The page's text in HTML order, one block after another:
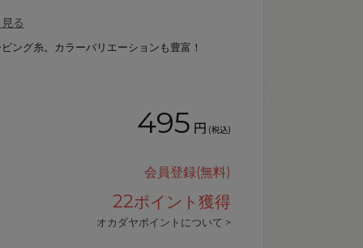
る
ング糸。カラーバリエーションも豊富！
495 円 (税込)
会員登録(無料)
22ポイント獲得
オカダヤポイントについて >